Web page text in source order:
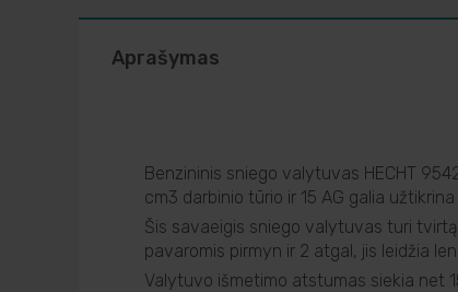
Aprašymas
Benzininis sniego valytuvas HECHT
cm3 darbinio tūrio ir 15 AG galia
Šis savaeigis sniego valytuvas turi
pavaromis pirmyn ir 2 atgal, jis leidžia
Valytuvo išmetimo atstumas siekia net